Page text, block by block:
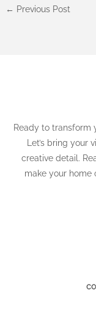
← Previous Post
Ready to transform
Let’s bring your
creative detail.
make your home